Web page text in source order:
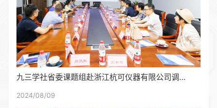
九三学社省委课题组赴浙江杭可仪器有限公司调研指导
2024/08/09